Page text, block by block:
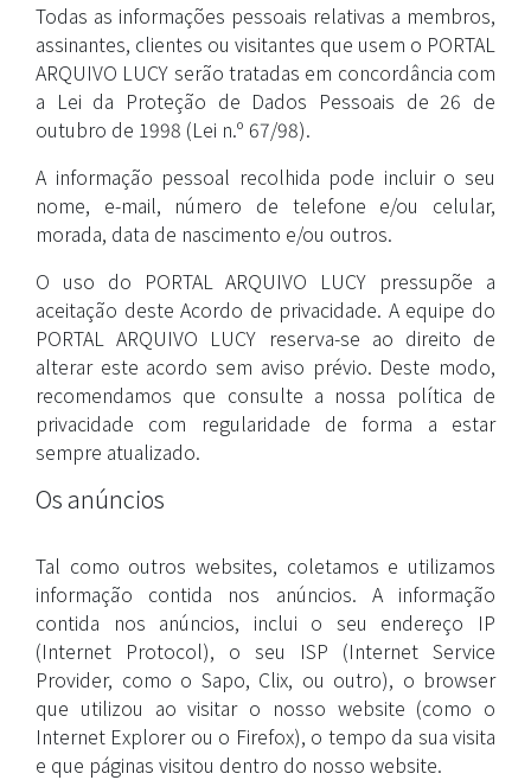
Todas as informações pessoais relativas a membros,
assinantes, clientes ou visitantes que usem o PORTAL
ARQUIVO LUCY serão tratadas em concordância com
a Lei da Proteção de Dados Pessoais de 26 de
outubro de 1998 (Lei n.º 67/98).
A informação pessoal recolhida pode incluir o seu
nome, e-mail, número de telefone e/ou celular,
morada, data de nascimento e/ou outros.
O uso do PORTAL ARQUIVO LUCY pressupõe a
aceitação deste Acordo de privacidade. A equipe do
PORTAL ARQUIVO LUCY reserva-se ao direito de
alterar este acordo sem aviso prévio. Deste modo,
recomendamos que consulte a nossa política de
privacidade com regularidade de forma a estar
sempre atualizado.
Os anúncios
Tal como outros websites, coletamos e utilizamos
informação contida nos anúncios. A informação
contida nos anúncios, inclui o seu endereço IP
(Internet Protocol), o seu ISP (Internet Service
Provider, como o Sapo, Clix, ou outro), o browser
que utilizou ao visitar o nosso website (como o
Internet Explorer ou o Firefox), o tempo da sua visita
e que páginas visitou dentro do nosso website.